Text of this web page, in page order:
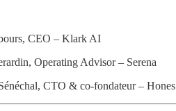
CEO – Klark AI
Operating Advisor – Serena
CTO & co-fondateur – Hones